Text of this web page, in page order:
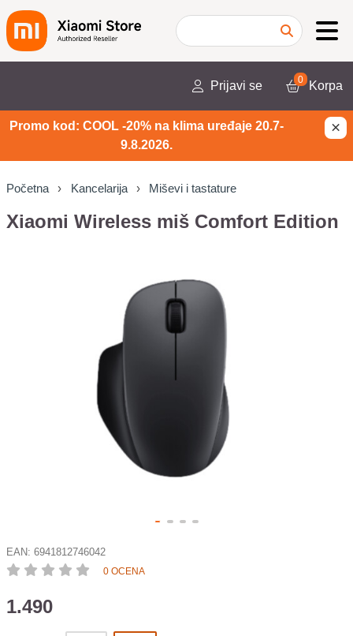
Prijavi se 0 Korpa
Promo kod: COOL -20% na klima uređaje 20.7-
9.8.2026.
×
Početna Kancelarija Miševi i tastature
Xiaomi Wireless miš Comfort Edition
EAN: 6941812746042
0 OCENA
1.490